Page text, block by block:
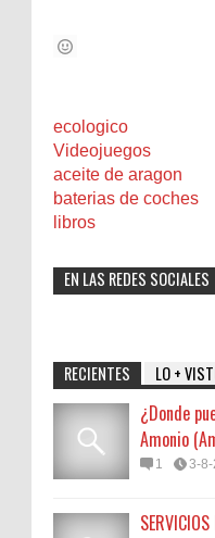
ecologico
Videojuegos
aceite de aragon
baterias de coches
libros
EN LAS REDES SOCIALES
RECIENTES LO +
¿Donde
Amonio
1 3-